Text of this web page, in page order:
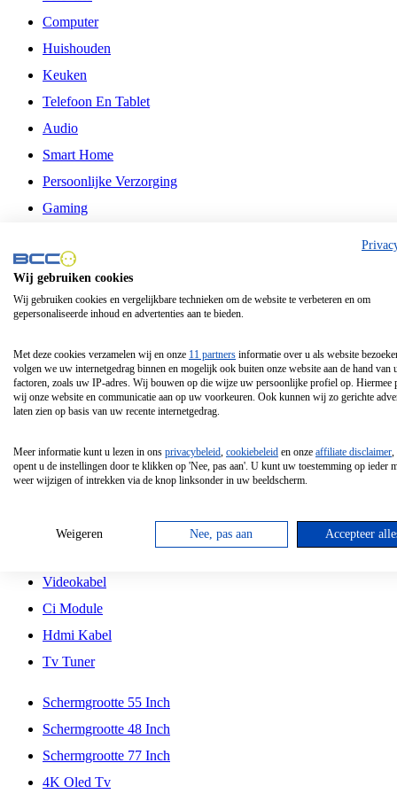
Computer
Huishouden
Keuken
Telefoon En Tablet
Audio
Smart Home
Persoonlijke Verzorging
Gaming
Philips
Schermgrootte 24 Inch
Schermgrootte 85 Inch
Schermgrootte 98 Inch
Tcl
Hd Led Tv
Antennekabel
Videokabel
Ci Module
Hdmi Kabel
Tv Tuner
Schermgrootte 55 Inch
Schermgrootte 48 Inch
Schermgrootte 77 Inch
4K Oled Tv
Wij gebruiken cookies
Wij gebruiken cookies en vergelijkbare technieken om de website te verbeteren en om
gepersonaliseerde inhoud en advertenties aan te bieden.
Met deze cookies verzamelen wij en onze 11 partners informatie over u als website
volgen we uw internetgedrag binnen en mogelijk ook buiten onze website aan de hand van
factoren, zoals uw IP-adres. Wij bouwen op die wijze uw persoonlijke profiel op. Hiermee
wij onze website en communicatie aan op uw voorkeuren. Ook kunnen wij zo gerichte
laten zien op basis van uw recente internetgedrag.
Meer informatie kunt u lezen in ons privacybeleid, cookiebeleid en onze affiliate disclaimer,
opent u de instellingen door te klikken op 'Nee, pas aan'. U kunt uw toestemming op ieder
weer wijzigen of intrekken via de knop linksonder in uw beeldscherm.
Weigeren Nee, pas aan Accepteer